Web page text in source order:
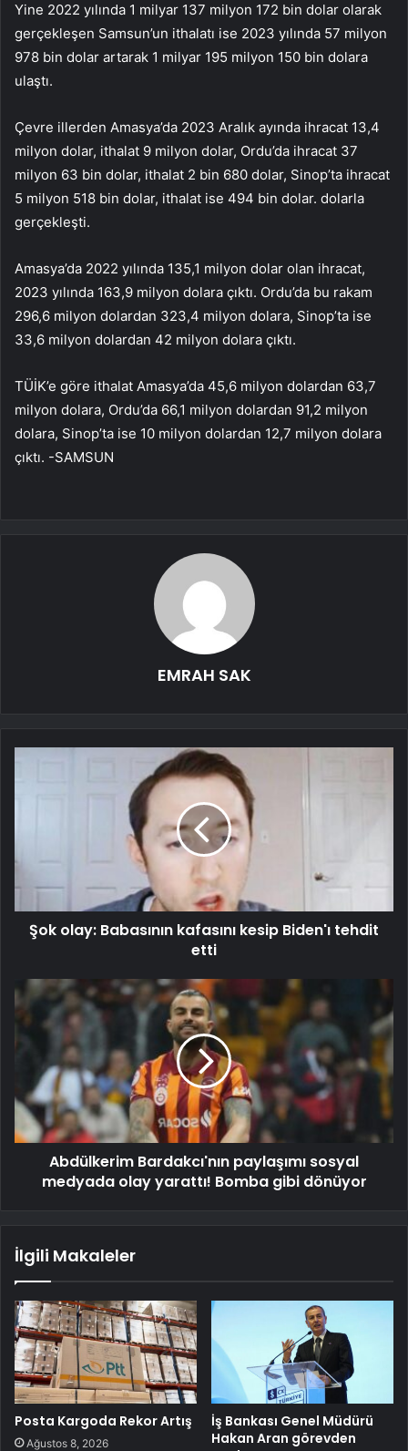
Yine 2022 yılında 1 milyar 137 milyon 172 bin dolar olarak
gerçekleşen Samsun’un ithalatı ise 2023 yılında 57 milyon
978 bin dolar artarak 1 milyar 195 milyon 150 bin dolara
ulaştı.
Çevre illerden Amasya’da 2023 Aralık ayında ihracat 13,4
milyon dolar, ithalat 9 milyon dolar, Ordu’da ihracat 37
milyon 63 bin dolar, ithalat 2 bin 680 dolar, Sinop’ta ihracat
5 milyon 518 bin dolar, ithalat ise 494 bin dolar. dolarla
gerçekleşti.
Amasya’da 2022 yılında 135,1 milyon dolar olan ihracat,
2023 yılında 163,9 milyon dolara çıktı. Ordu’da bu rakam
296,6 milyon dolardan 323,4 milyon dolara, Sinop’ta ise
33,6 milyon dolardan 42 milyon dolara çıktı.
TÜİK’e göre ithalat Amasya’da 45,6 milyon dolardan 63,7
milyon dolara, Ordu’da 66,1 milyon dolardan 91,2 milyon
dolara, Sinop’ta ise 10 milyon dolardan 12,7 milyon dolara
çıktı. -SAMSUN
EMRAH SAK
Şok olay: Babasının kafasını kesip Biden'ı tehdit
etti
Abdülkerim Bardakcı'nın paylaşımı sosyal
medyada olay yarattı! Bomba gibi dönüyor
İlgili Makaleler
Posta Kargoda Rekor Artış
Ağustos 8, 2026
İş Bankası Genel Müdürü
Hakan Aran görevden